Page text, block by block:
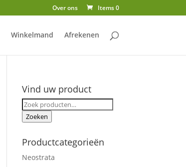
Over ons Items 0
Winkelmand Afrekenen
Vind uw product
Zoeken
naar:
Zoeken
Productcategorieën
Neostrata